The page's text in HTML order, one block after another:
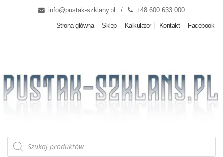
info@pustak-szklany.pl +48 600 633 000
Strona główna Sklep Kalkulator Kontakt Facebook